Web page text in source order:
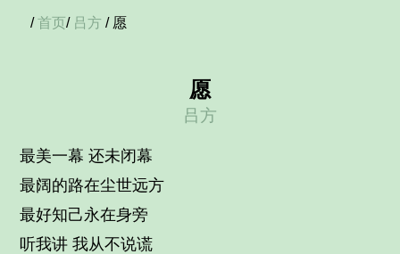
/首页/ 吕方 / 愿
愿
吕方
最美一幕 还未闭幕
最阔的路在尘世远方
最好知己永在身旁
听我讲 我从不说谎